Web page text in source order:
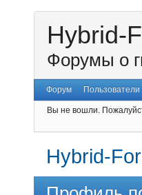
Hybrid-
Форумы о
Форум Пользователи
Вы не вошли.
Hybrid-